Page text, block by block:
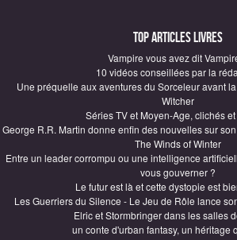
Top articles Livres
Vampire vous avez dit
10 vidéos conseillées par la
Une préquelle aux aventures du Sorceleur avant
Witcher
Séries TV et Moyen-Age, clichés
George R.R. Martin donne enfin des nouvelles sur
The Winds of Winter
Entre un leader corrompu ou une intelligence
vous gouverner ?
Le futur est là et cette dystopie est
Les Guerriers du Silence - Le Jeu de Rôle lance
Elric et Stormbringer dans les salles
un conte d'urban fantasy, un héritage